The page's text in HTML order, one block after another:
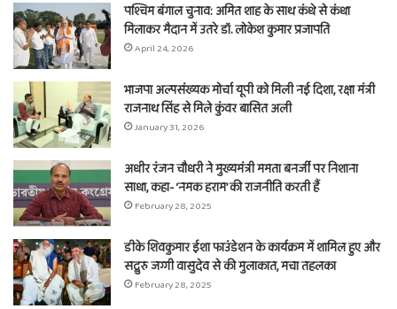
पश्चिम बंगाल चुनाव: अमित शाह के साथ कंधे से कंधा
मिलाकर मैदान में उतरे डॉ. लोकेश कुमार प्रजापति
April 24, 2026
भाजपा अल्पसंख्यक मोर्चा यूपी को मिली नई दिशा, रक्षा मंत्री
राजनाथ सिंह से मिले कुंवर बासित अली
January 31, 2026
अधीर रंजन चौधरी ने मुख्यमंत्री ममता बनर्जी पर निशाना
साधा, कहा- ‘नमक हराम’ की राजनीति करती हैं
February 28, 2025
डीके शिवकुमार ईशा फाउंडेशन के कार्यक्रम में शामिल हुए और
सद्गुरु जग्गी वासुदेव से की मुलाकात, मचा तहलका
February 28, 2025